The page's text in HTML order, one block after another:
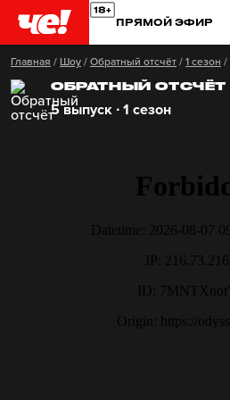
ПРЯМОЙ ЭФИР
Главная / Шоу / Обратный отсчёт / 1 сезон /
ОБРАТНЫЙ ОТСЧЁТ
5 выпуск ∙ 1 сезон